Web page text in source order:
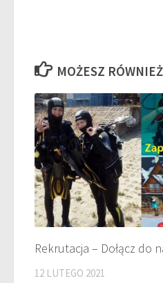
MOŻESZ
Rekrutacja – Dołącz do
12 LUTEGO 2021